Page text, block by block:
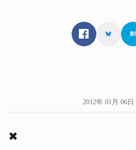
2012年 01月 06日
✖